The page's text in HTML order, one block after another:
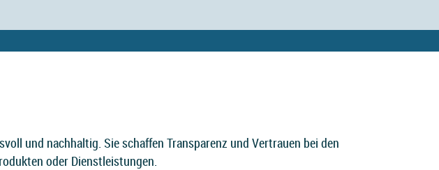
und nachhaltig. Sie schaffen Transparenz und Vertrauen bei den
oder Dienstleistungen.